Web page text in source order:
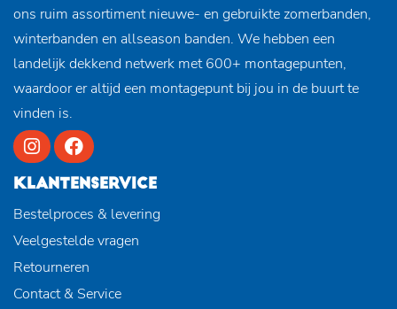
ons ruim assortiment nieuwe- en gebruikte zomerbanden,
winterbanden en allseason banden. We hebben een
landelijk dekkend netwerk met 600+ montagepunten,
waardoor er altijd een montagepunt bij jou in de buurt te
vinden is.
KLANTENSERVICE
Bestelproces & levering
Veelgestelde vragen
Retourneren
Contact & Service